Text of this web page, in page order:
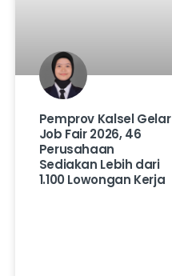
Pemprov Kalsel Gelar
Job Fair 2026, 46
Perusahaan
Sediakan Lebih dari
1.100 Lowongan Kerja